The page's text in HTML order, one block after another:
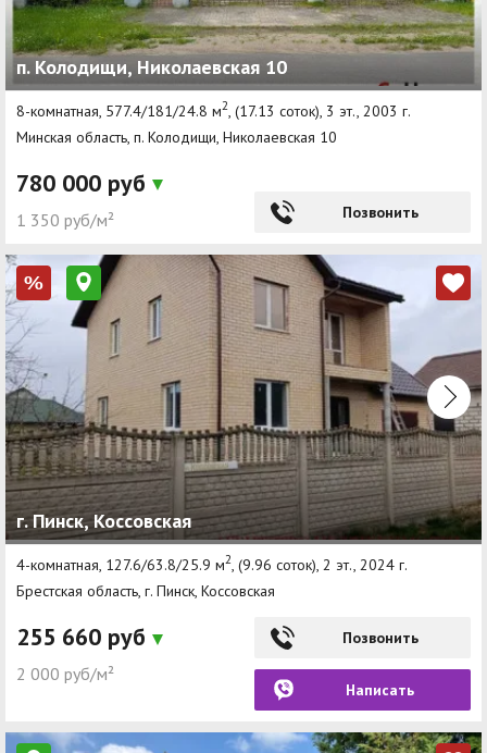
п. Колодищи, Николаевская 10
8-комнатная, 577.4/181/24.8 м2, (17.13 соток), 3 эт., 2003 г.
Минская область, п. Колодищи, Николаевская 10
780 000 руб
1 350 руб/м² Позвонить
%
г. Пинск, Коссовская
4-комнатная, 127.6/63.8/25.9 м2, (9.96 соток), 2 эт., 2024 г.
Брестская область, г. Пинск, Коссовская
255 660 руб
2 000 руб/м²
Позвонить
Написать